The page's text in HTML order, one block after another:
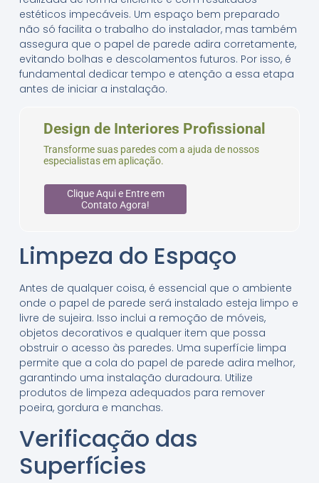
estéticos impecáveis. Um espaço bem preparado
não só facilita o trabalho do instalador, mas também
assegura que o papel de parede adira corretamente,
evitando bolhas e descolamentos futuros. Por isso, é
fundamental dedicar tempo e atenção a essa etapa
antes de iniciar a instalação.
Design de Interiores Profissional
Transforme suas paredes com a ajuda de nossos
especialistas em aplicação.
Clique Aqui e Entre em
Contato Agora!
Limpeza do Espaço
Antes de qualquer coisa, é essencial que o ambiente
onde o papel de parede será instalado esteja limpo e
livre de sujeira. Isso inclui a remoção de móveis,
objetos decorativos e qualquer item que possa
obstruir o acesso às paredes. Uma superfície limpa
permite que a cola do papel de parede adira melhor,
garantindo uma instalação duradoura. Utilize
produtos de limpeza adequados para remover
poeira, gordura e manchas.
Verificação das
Superfícies